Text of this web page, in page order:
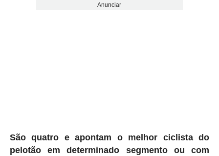
Anunciar
São quatro e apontam o melhor ciclista do
pelotão em determinado segmento ou com